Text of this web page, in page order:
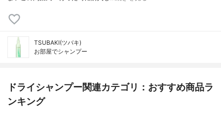
TSUBAKI(ツバキ)
お部屋でシャンプー
ドライシャンプー関連カテゴリ：おすすめ商品ラ
ンキング